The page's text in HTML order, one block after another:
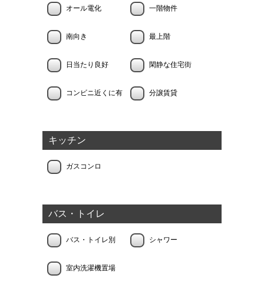
オール電化 一階物件
南向き 最上階
日当たり良好 閑静な住宅街
コンビニ近くに有 分譲賃貸
キッチン
ガスコンロ
バス・トイレ
バス・トイレ別 シャワー
室内洗濯機置場